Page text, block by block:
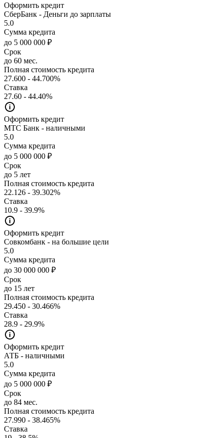
Оформить кредит
СберБанк - Деньги до зарплаты
5.0
Сумма кредита
до 5 000 000 ₽
Срок
до 60 мес.
Полная стоимость кредита
27.600 - 44.700%
Ставка
27.60 - 44.40%
Оформить кредит
МТС Банк - наличными
5.0
Сумма кредита
до 5 000 000 ₽
Срок
до 5 лет
Полная стоимость кредита
22.126 - 39.302%
Ставка
10.9 - 39.9%
Оформить кредит
Совкомбанк - на большие цели
5.0
Сумма кредита
до 30 000 000 ₽
Срок
до 15 лет
Полная стоимость кредита
29.450 - 30.466%
Ставка
28.9 - 29.9%
Оформить кредит
АТБ - наличными
5.0
Сумма кредита
до 5 000 000 ₽
Срок
до 84 мес.
Полная стоимость кредита
27.990 - 38.465%
Ставка